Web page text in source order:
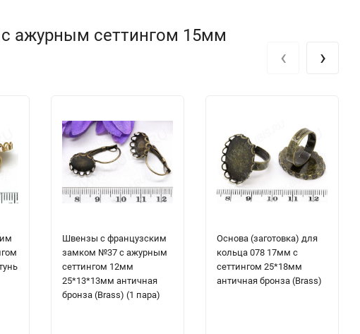
ажурным сеттингом 15мм
Швензы с французским
замком №37 с ажурным
сеттингом 12мм
25*13*13мм античная
бронза (Brass) (1 пара)
Основа (заготовка) для
кольца 078 17мм с
сеттингом 25*18мм
античная бронза (Brass)
‹ ›